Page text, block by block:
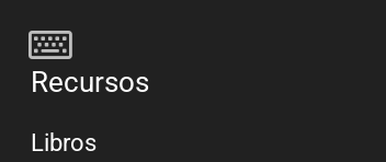
Recursos
Libros